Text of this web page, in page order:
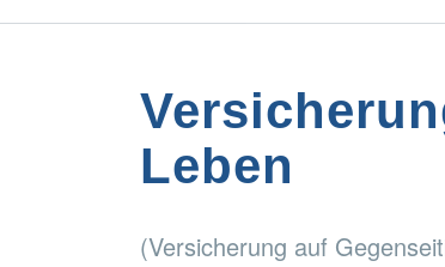
Leben
(Versicherung auf